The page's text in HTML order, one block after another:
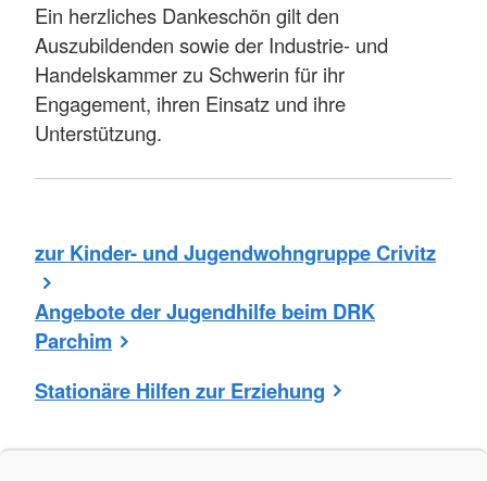
Ein herzliches Dankeschön gilt den
Auszubildenden sowie der Industrie- und
Handelskammer zu Schwerin für ihr
Engagement, ihren Einsatz und ihre
Unterstützung.
zur Kinder- und Jugendwohngruppe Crivitz
Angebote der Jugendhilfe beim DRK
Parchim
Stationäre Hilfen zur Erziehung